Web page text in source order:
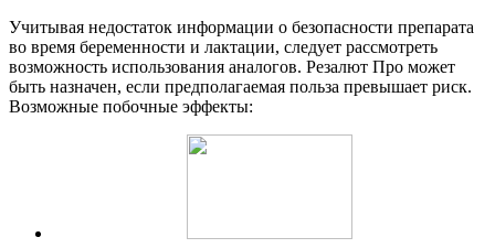
Учитывая недостаток информации о безопасности препарата
во время беременности и лактации, следует рассмотреть
возможность использования аналогов. Резалют Про может
быть назначен, если предполагаемая польза превышает риск.
Возможные побочные эффекты: